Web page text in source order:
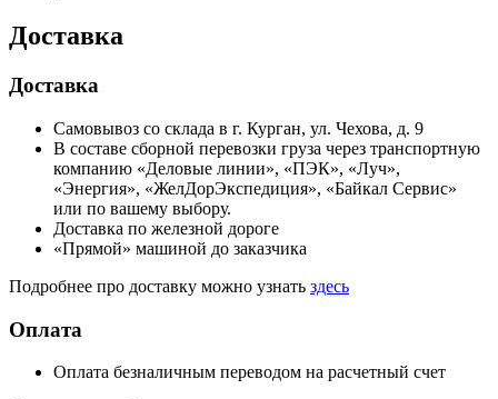
Доставка
Доставка
Самовывоз со склада в г. Курган, ул. Чехова, д. 9
В составе сборной перевозки груза через транспортную
компанию «Деловые линии», «ПЭК», «Луч»,
«Энергия», «ЖелДорЭкспедиция», «Байкал Сервис»
или по вашему выбору.
Доставка по железной дороге
«Прямой» машиной до заказчика
Подробнее про доставку можно узнать здесь
Оплата
Оплата безналичным переводом на расчетный счет